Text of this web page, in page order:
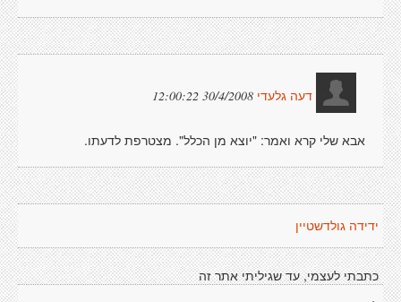
דעה גלעדי 30/4/2008 12:00:22
אבא שלי קרא ואמר: "יוצא מן הכלל". מצטרפת לדעתו.
ידידה גולדשטיין
כתבתי לעצמי, עד שגיליתי אתר זה